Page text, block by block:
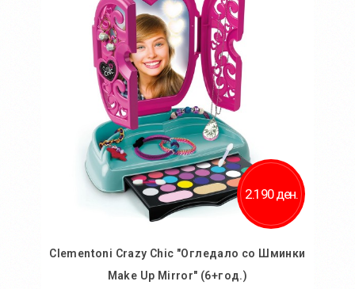
Додај во желби
Додај за споредба
2.190 ден.
Clementoni Crazy Chic "Огледало со Шминки
Make Up Mirror" (6+год.)